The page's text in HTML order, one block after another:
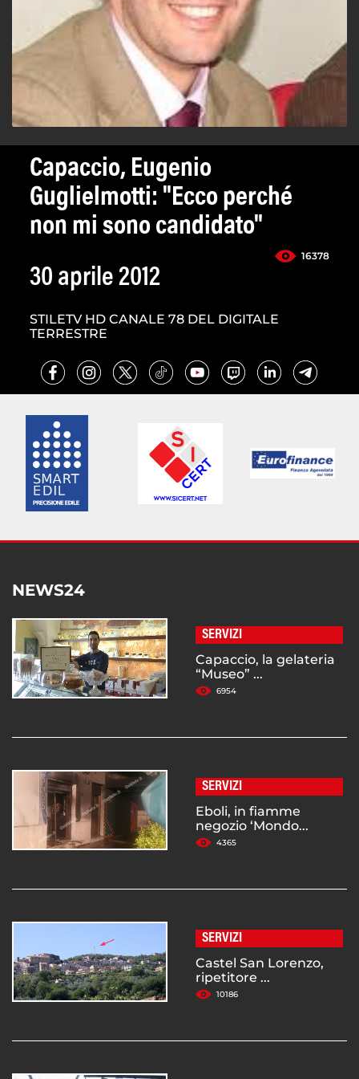
Capaccio, Eugenio
Guglielmotti: "Ecco perché
non mi sono candidato"
16378
30 aprile 2012
STILETV HD CANALE 78 DEL DIGITALE
TERRESTRE
NEWS24
SERVIZI
Capaccio, la gelateria
“Museo” ...
6954
SERVIZI
Eboli, in fiamme
negozio ‘Mondo...
4365
SERVIZI
Castel San Lorenzo,
ripetitore ...
10186